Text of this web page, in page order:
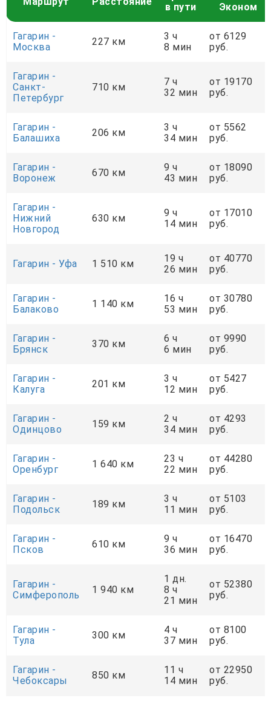
в пути
Эконом
Гагарин -
Москва
227 км
3 ч
8 мин
от 6129
руб.
Гагарин -
Санкт-
Петербург
710 км
7 ч
32 мин
от 19170
руб.
Гагарин -
Балашиха
206 км
3 ч
34 мин
от 5562
руб.
Гагарин -
Воронеж
670 км
9 ч
43 мин
от 18090
руб.
Гагарин -
Нижний
Новгород
630 км
9 ч
14 мин
от 17010
руб.
Гагарин - Уфа 1 510 км
19 ч
26 мин
от 40770
руб.
Гагарин -
Балаково
1 140 км
16 ч
53 мин
от 30780
руб.
Гагарин -
Брянск
370 км
6 ч
6 мин
от 9990
руб.
Гагарин -
Калуга
201 км
3 ч
12 мин
от 5427
руб.
Гагарин -
Одинцово
159 км
2 ч
34 мин
от 4293
руб.
Гагарин -
Оренбург
1 640 км
23 ч
22 мин
от 44280
руб.
Гагарин -
Подольск
189 км
3 ч
11 мин
от 5103
руб.
Гагарин -
Псков
610 км
9 ч
36 мин
от 16470
руб.
Гагарин -
Симферополь
1 940 км
1 дн.
8 ч
21 мин
от 52380
руб.
Гагарин -
Тула
300 км
4 ч
37 мин
от 8100
руб.
Гагарин -
Чебоксары
850 км
11 ч
14 мин
от 22950
руб.